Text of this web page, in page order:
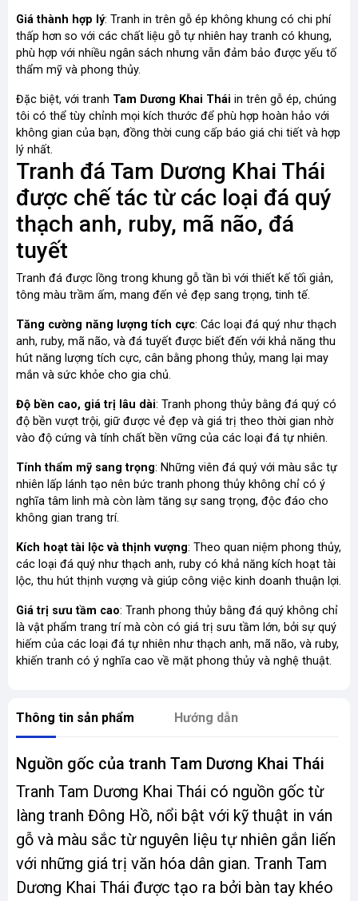
Giá thành hợp lý: Tranh in trên gỗ ép không khung có chi phí
thấp hơn so với các chất liệu gỗ tự nhiên hay tranh có khung,
phù hợp với nhiều ngân sách nhưng vẫn đảm bảo được yếu tố
thẩm mỹ và phong thủy.
Đặc biệt, với tranh Tam Dương Khai Thái in trên gỗ ép, chúng
tôi có thể tùy chỉnh mọi kích thước để phù hợp hoàn hảo với
không gian của bạn, đồng thời cung cấp báo giá chi tiết và hợp
lý nhất.
Tranh đá Tam Dương Khai Thái
được chế tác từ các loại đá quý
thạch anh, ruby, mã não, đá
tuyết
Tranh đá được lồng trong khung gỗ tần bì với thiết kế tối giản,
tông màu trầm ấm, mang đến vẻ đẹp sang trọng, tinh tế.
Tăng cường năng lượng tích cực: Các loại đá quý như thạch
anh, ruby, mã não, và đá tuyết được biết đến với khả năng thu
hút năng lượng tích cực, cân bằng phong thủy, mang lại may
mắn và sức khỏe cho gia chủ.
Độ bền cao, giá trị lâu dài: Tranh phong thủy bằng đá quý có
độ bền vượt trội, giữ được vẻ đẹp và giá trị theo thời gian nhờ
vào độ cứng và tính chất bền vững của các loại đá tự nhiên.
Tính thẩm mỹ sang trọng: Những viên đá quý với màu sắc tự
nhiên lấp lánh tạo nên bức tranh phong thủy không chỉ có ý
nghĩa tâm linh mà còn làm tăng sự sang trọng, độc đáo cho
không gian trang trí.
Kích hoạt tài lộc và thịnh vượng: Theo quan niệm phong thủy,
các loại đá quý như thạch anh, ruby có khả năng kích hoạt tài
lộc, thu hút thịnh vượng và giúp công việc kinh doanh thuận lợi.
Giá trị sưu tầm cao: Tranh phong thủy bằng đá quý không chỉ
là vật phẩm trang trí mà còn có giá trị sưu tầm lớn, bởi sự quý
hiếm của các loại đá tự nhiên như thạch anh, mã não, và ruby,
khiến tranh có ý nghĩa cao về mặt phong thủy và nghệ thuật.
Thông tin sản phẩm Hướng dẫn
Nguồn gốc của tranh Tam Dương Khai Thái
Tranh Tam Dương Khai Thái có nguồn gốc từ
làng tranh Đông Hồ, nổi bật với kỹ thuật in ván
gỗ và màu sắc từ nguyên liệu tự nhiên gắn liến
với những giá trị văn hóa dân gian. Tranh Tam
Dương Khai Thái được tạo ra bởi bàn tay khéo